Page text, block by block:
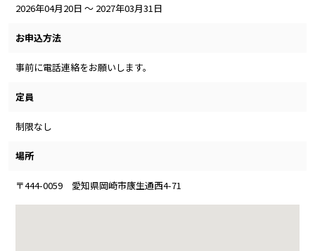
2026年04月20日 ～ 2027年03月31日
お申込方法
事前に電話連絡をお願いします。
定員
制限なし
場所
〒444-0059 愛知県岡崎市康生通西4-71